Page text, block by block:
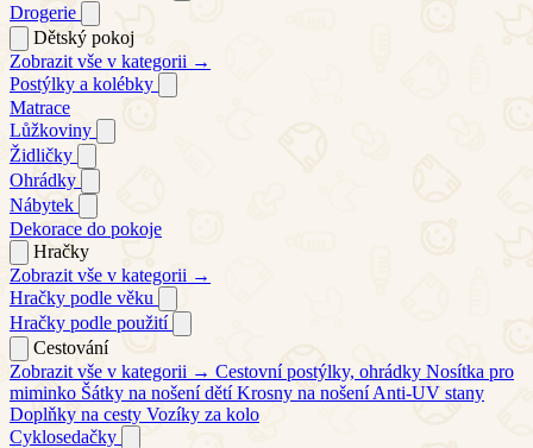
Drogerie
Dětský pokoj
Zobrazit vše v kategorii →
Postýlky a kolébky
Matrace
Lůžkoviny
Židličky
Ohrádky
Nábytek
Dekorace do pokoje
Hračky
Zobrazit vše v kategorii →
Hračky podle věku
Hračky podle použití
Cestování
Zobrazit vše v kategorii → Cestovní postýlky, ohrádky Nosítka pro
miminko Šátky na nošení dětí Krosny na nošení Anti-UV stany
Doplňky na cesty Vozíky za kolo
Cyklosedačky